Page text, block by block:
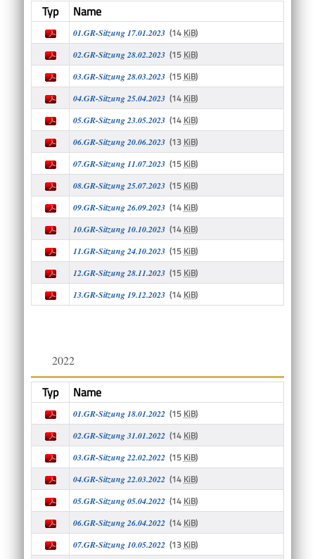
Typ Name
01.GR-Sitzung 17.01.2023 (14 KiB)
02.GR-Sitzung 28.02.2023 (15 KiB)
03.GR-Sitzung 28.03.2023 (15 KiB)
04.GR-Sitzung 25.04.2023 (14 KiB)
05.GR-Sitzung 23.05.2023 (14 KiB)
06.GR-Sitzung 20.06.2023 (13 KiB)
07.GR-Sitzung 11.07.2023 (15 KiB)
08.GR-Sitzung 25.07.2023 (15 KiB)
09.GR-Sitzung 26.09.2023 (14 KiB)
10.GR-Sitzung 10.10.2023 (14 KiB)
11.GR-Sitzung 24.10.2023 (15 KiB)
12.GR-Sitzung 28.11.2023 (15 KiB)
13.GR-Sitzung 19.12.2023 (14 KiB)
2022
Typ Name
01.GR-Sitzung 18.01.2022 (15 KiB)
02.GR-Sitzung 31.01.2022 (14 KiB)
03.GR-Sitzung 22.02.2022 (15 KiB)
04.GR-Sitzung 22.03.2022 (14 KiB)
05.GR-Sitzung 05.04.2022 (14 KiB)
06.GR-Sitzung 26.04.2022 (14 KiB)
07.GR-Sitzung 10.05.2022 (13 KiB)